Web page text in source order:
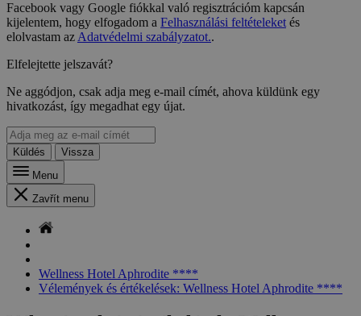
Facebook vagy Google fiókkal való regisztrációm kapcsán
kijelentem, hogy elfogadom a Felhasználási feltételeketés
elolvastam azAdatvédelmi szabályzatot..
Elfelejtette jelszavát?
Ne aggódjon, csak adja meg e-mail címét, ahova küldünk egy
hivatkozást, így megadhat egy újat.
Küldés
Vissza
Menu
Zavřít menu
Wellness Hotel Aphrodite ****
Vélemények és értékelések: Wellness Hotel Aphrodite ****